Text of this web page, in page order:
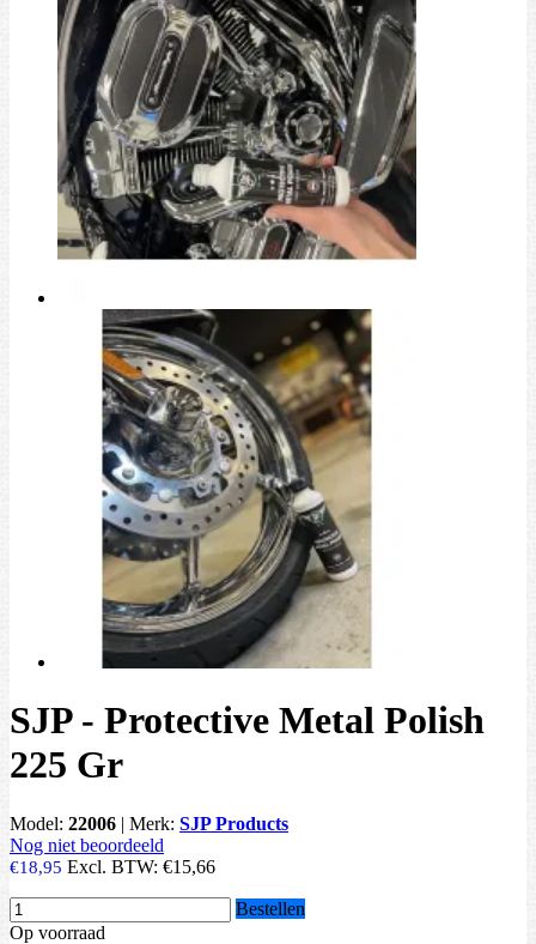
SJP - Protective Metal Polish
225 Gr
Model: 22006 | Merk: SJP Products
Nog niet beoordeeld
€18,95 Excl. BTW: €15,66
Bestellen
Op voorraad